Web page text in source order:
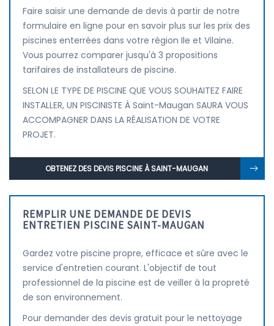
Faire saisir une demande de devis à partir de notre
formulaire en ligne pour en savoir plus sur les prix des
piscines enterrées dans votre région Ile et Vilaine.
Vous pourrez comparer jusqu'à 3 propositions
tarifaires de installateurs de piscine.
SELON LE TYPE DE PISCINE QUE VOUS SOUHAITEZ FAIRE
INSTALLER, UN PISCINISTE À Saint-Maugan SAURA VOUS
ACCOMPAGNER DANS LA RÉALISATION DE VOTRE
PROJET.
OBTENEZ DES DEVIS PISCINE À SAINT-MAUGAN
REMPLIR UNE DEMANDE DE DEVIS
ENTRETIEN PISCINE SAINT-MAUGAN
Gardez votre piscine propre, efficace et sûre avec le
service d'entretien courant. L'objectif de tout
professionnel de la piscine est de veiller à la propreté
de son environnement.
Pour demander des devis gratuit pour le nettoyage